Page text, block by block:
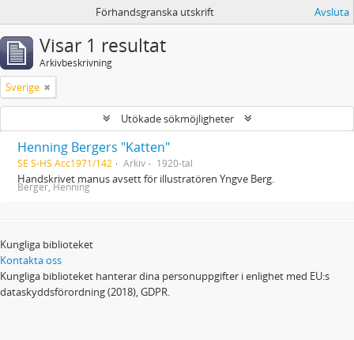
Förhandsgranska utskrift Avsluta
Visar 1 resultat
Arkivbeskrivning
Sverige
Utökade sökmöjligheter
Henning Bergers "Katten"
SE S-HS Acc1971/142 Arkiv 1920-tal
Handskrivet manus avsett för illustratören Yngve Berg.
Berger, Henning
Kungliga biblioteket
Kontakta oss
Kungliga biblioteket hanterar dina personuppgifter i enlighet med EU:s
dataskyddsförordning (2018), GDPR.